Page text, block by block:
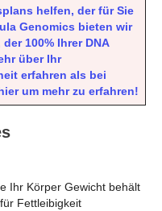
helfen, der für Sie
Genomics bieten wir
100% Ihrer DNA
über Ihr
erfahren als bei
um mehr zu erfahren!
Ihr Körper Gewicht behält
Fettleibigkeit